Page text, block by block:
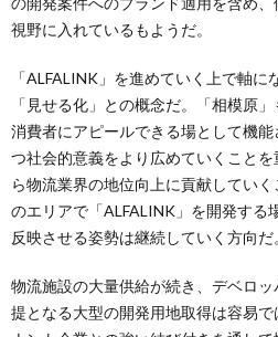
視野に入れているもようだ。
「ALFALINK」を進めていく上で軸
「見せる化」との概念だ。「相模原
消費者にアピールできる場として機
つ社会的意義をより広めていくこと
ら物流業界の地位向上に貢献してい
のエリアで「ALFALINK」を開発する
反映させる姿勢は継続していく方向だ
物流施設の大量供給が続き、デベロ
提となる大型の開発用地取得は容易